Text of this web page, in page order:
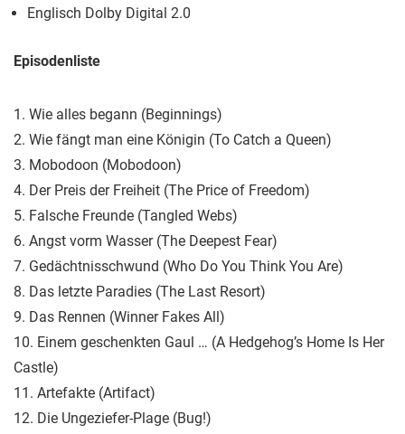
Englisch Dolby Digital 2.0
Episodenliste
1. Wie alles begann (Beginnings)
2. Wie fängt man eine Königin (To Catch a Queen)
3. Mobodoon (Mobodoon)
4. Der Preis der Freiheit (The Price of Freedom)
5. Falsche Freunde (Tangled Webs)
6. Angst vorm Wasser (The Deepest Fear)
7. Gedächtnisschwund (Who Do You Think You Are)
8. Das letzte Paradies (The Last Resort)
9. Das Rennen (Winner Fakes All)
10. Einem geschenkten Gaul … (A Hedgehog’s Home Is Her
Castle)
11. Artefakte (Artifact)
12. Die Ungeziefer-Plage (Bug!)